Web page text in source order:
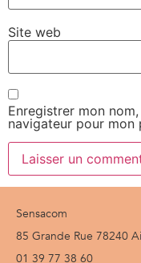
Site web
Enregistrer mon
navigateur pour mon
Sensacom
85 Grande Rue 78240
01 39 77 38 60